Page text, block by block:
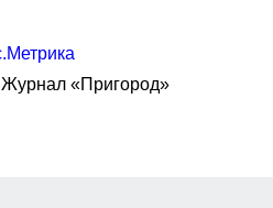
Журнал «Пригород»